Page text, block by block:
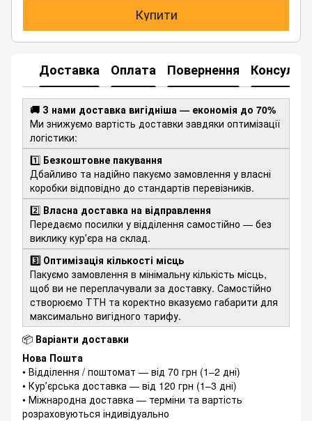
Купити
Доставка Оплата Повернення
🚚 З нами доставка вигідніша — економія до 70%
Ми знижуємо вартість доставки завдяки оптимізації
логістики:
1️⃣ Безкоштовне пакування
Дбайливо та надійно пакуємо замовлення у власні
коробки відповідно до стандартів перевізників.
2️⃣ Власна доставка на відправлення
Передаємо посилки у відділення самостійно — без
виклику курʼєра на склад.
3️⃣ Оптимізація кількості місць
Пакуємо замовлення в мінімальну кількість місць,
щоб ви не переплачували за доставку. Самостійно
створюємо ТТН та коректно вказуємо габарити для
максимально вигідного тарифу.
📦 Варіанти доставки
Нова Пошта
• Відділення / поштомат — від 70 грн (1–2 дні)
• Курʼєрська доставка — від 120 грн (1–3 дні)
• Міжнародна доставка — терміни та вартість
розраховуються індивідуально